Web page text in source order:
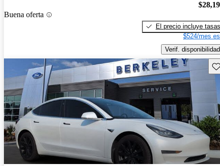
Buena oferta
El precio incluye tasas
$524/mes
Verif. disponibilidad